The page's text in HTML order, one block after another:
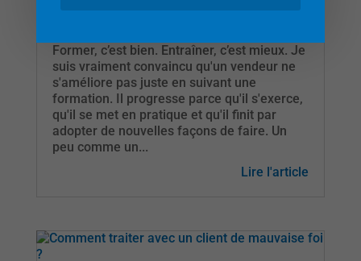
Former, c’est bien. Entraîner, c’est mieux. Je
suis vraiment convaincu qu'un vendeur ne
s'améliore pas juste en suivant une
formation. Il progresse parce qu'il s'exerce,
qu'il se met en pratique et qu'il finit par
adopter de nouvelles façons de faire. Un
peu comme un...
Lire l'article